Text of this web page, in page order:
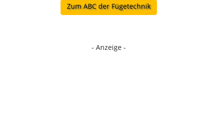
Zum ABC der Fügetechnik
- Anzeige -